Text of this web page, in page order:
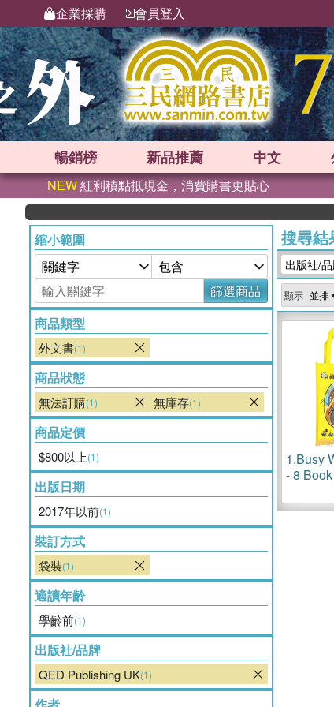
企業採購 會員登入
暢銷榜 新品推薦 中文
NEW紅利積點抵現金，消費購書更貼心
縮小範圍
篩選商品
商品類型
外文書(1)
商品狀態
無法訂購(1) 無庫存(1)
商品定價
$800以上(1)
出版日期
2017年以前(1)
裝訂方式
袋裝(1)
適讀年齡
學齡前(1)
出版社/品牌
QED Publishing UK(1)
搜尋結
出版社/
顯示
1.Busy
- 8